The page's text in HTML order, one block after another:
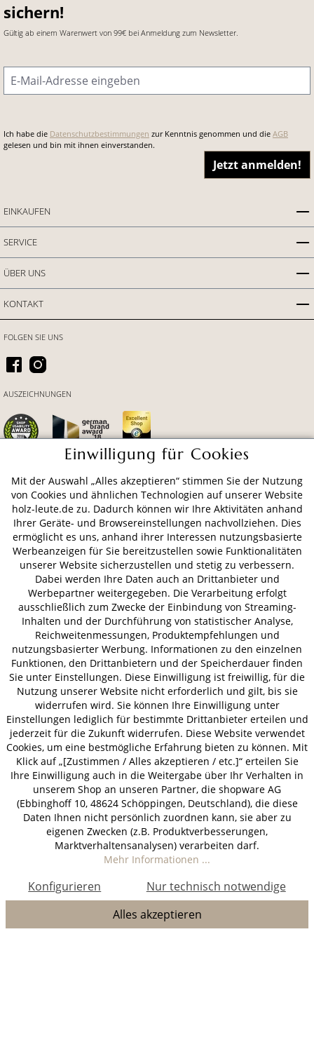
sichern!
Gültig ab einem Warenwert von 99€ bei Anmeldung zum Newsletter.
E-Mail-Adresse
Ich habe die Datenschutzbestimmungen zur Kenntnis genommen und die AGB
gelesen und bin mit ihnen einverstanden.
Jetzt anmelden!
EINKAUFEN
SERVICE
ÜBER UNS
KONTAKT
ZAHLUNGSARTEN
VERSAND
FOLGEN SIE UNS
AUSZEICHNUNGEN
AGB Datenschutz
Impressum
© 2026 HOLZ-LEUTE
* Alle Preise inkl. gesetzl. Mehrwertsteuer zzgl.Versandkosten.
Einwilligung für Cookies
Mit der Auswahl „Alles akzeptieren“ stimmen Sie der Nutzung
von Cookies und ähnlichen Technologien auf unserer Website
holz-leute.de zu. Dadurch können wir Ihre Aktivitäten anhand
Ihrer Geräte- und Browsereinstellungen nachvollziehen. Dies
ermöglicht es uns, anhand ihrer Interessen nutzungsbasierte
Werbeanzeigen für Sie bereitzustellen sowie Funktionalitäten
unserer Website sicherzustellen und stetig zu verbessern.
Dabei werden Ihre Daten auch an Drittanbieter und
Werbepartner weitergegeben. Die Verarbeitung erfolgt
ausschließlich zum Zwecke der Einbindung von Streaming-
Inhalten und der Durchführung von statistischer Analyse,
Reichweitenmessungen, Produktempfehlungen und
nutzungsbasierter Werbung. Informationen zu den einzelnen
Funktionen, den Drittanbietern und der Speicherdauer finden
Sie unter Einstellungen. Diese Einwilligung ist freiwillig, für die
Nutzung unserer Website nicht erforderlich und gilt, bis sie
widerrufen wird. Sie können Ihre Einwilligung unter
Einstellungen lediglich für bestimmte Drittanbieter erteilen und
jederzeit für die Zukunft widerrufen. Diese Website verwendet
Cookies, um eine bestmögliche Erfahrung bieten zu können. Mit
Klick auf „[Zustimmen / Alles akzeptieren / etc.]“ erteilen Sie
Ihre Einwilligung auch in die Weitergabe über Ihr Verhalten in
unserem Shop an unseren Partner, die shopware AG
(Ebbinghoff 10, 48624 Schöppingen, Deutschland), die diese
Daten Ihnen nicht persönlich zuordnen kann, sie aber zu
eigenen Zwecken (z.B. Produktverbesserungen,
Marktverhaltensanalysen) verarbeiten darf.
Mehr Informationen ...
Nur technisch notwendige
Konfigurieren
Alles akzeptieren